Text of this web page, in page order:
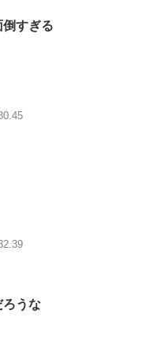
すぎる
ろうな